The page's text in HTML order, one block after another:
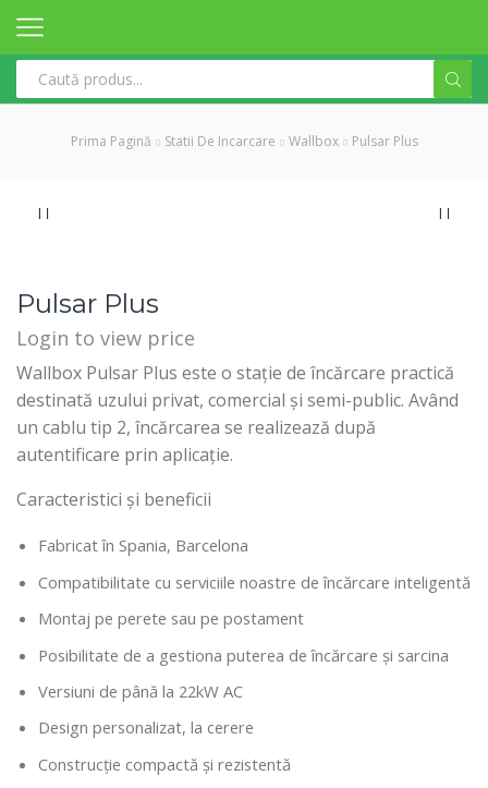
input
Prima Pagină Statii De Incarcare Wallbox Pulsar Plus
Pulsar Plus
Login to view price
Wallbox Pulsar Plus este o stație de încărcare practică
destinată uzului privat, comercial și semi-public. Având
un cablu tip 2, încărcarea se realizează după
autentificare prin aplicație.
Caracteristici și beneficii
Fabricat în Spania, Barcelona
Compatibilitate cu serviciile noastre de încărcare inteligentă
Montaj pe perete sau pe postament
Posibilitate de a gestiona puterea de încărcare și sarcina
Versiuni de până la 22kW AC
Design personalizat, la cerere
Construcție compactă și rezistentă